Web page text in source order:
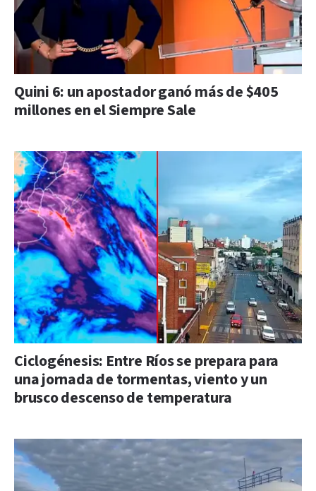
Quini 6: un apostador ganó más de $405
millones en el Siempre Sale
Ciclogénesis: Entre Ríos se prepara para
una jornada de tormentas, viento y un
brusco descenso de temperatura